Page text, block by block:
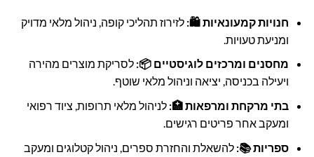
חנויות קמעונאיות 🛍️: לזירוז תהליכי קופה, ניהול מלאי מדויק
ומניעת טעויות.
מחסנים ומרכזים לוגיסטיים 📦: לסריקת מוצרים מהירה
ויעילה בכניסה, יציאה וניהול מלאי שוטף.
בתי מרקחת ומרפאות 🏥: לניהול מלאי תרופות, ציוד רפואי
ומעקב אחר פריטים רגישים.
ספריות 📚: להשאלת והחזרת ספרים, ניהול קטלוגים ומעקב